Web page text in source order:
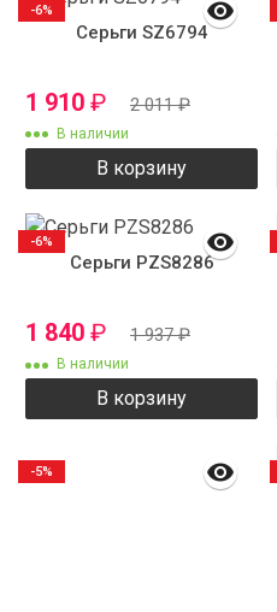
Серьги SZ6794
1 910 ₽ 2 011₽
В наличии
В корзину
-6%
Серьги PZS8286
1 840 ₽ 1 937₽
В наличии
В корзину
-6%
-5%